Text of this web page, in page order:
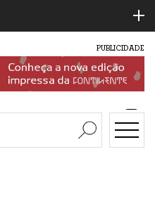
PUBLICIDADE